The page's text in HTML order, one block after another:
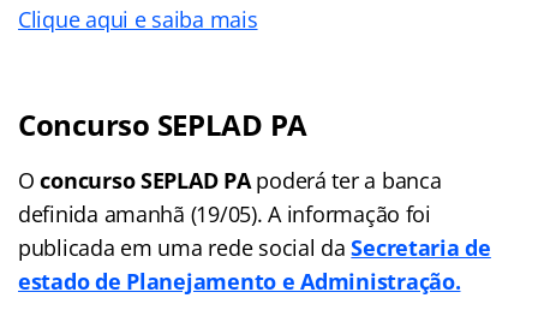
Clique aqui e saiba mais
Concurso SEPLAD PA
Oconcurso SEPLAD PApoderá ter a banca
definida amanhã (19/05). A informação foi
publicada em uma rede social daSecretaria de
estado de Planejamento e Administração.